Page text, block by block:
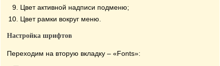
Цвет активной надписи подменю;
Цвет рамки вокруг меню.
Настройка шрифтов
Переходим на вторую вкладку – «Fonts»: